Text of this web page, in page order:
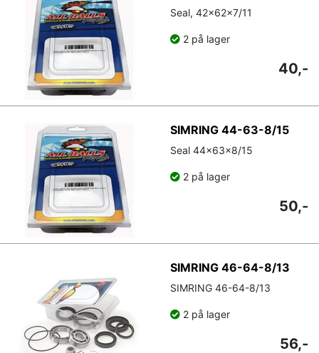
Seal, 42x62x7/11
2 på lager
40,-
SIMRING 44-63-8/15
Seal 44x63x8/15
2 på lager
50,-
SIMRING 46-64-8/13
SIMRING 46-64-8/13
2 på lager
56,-